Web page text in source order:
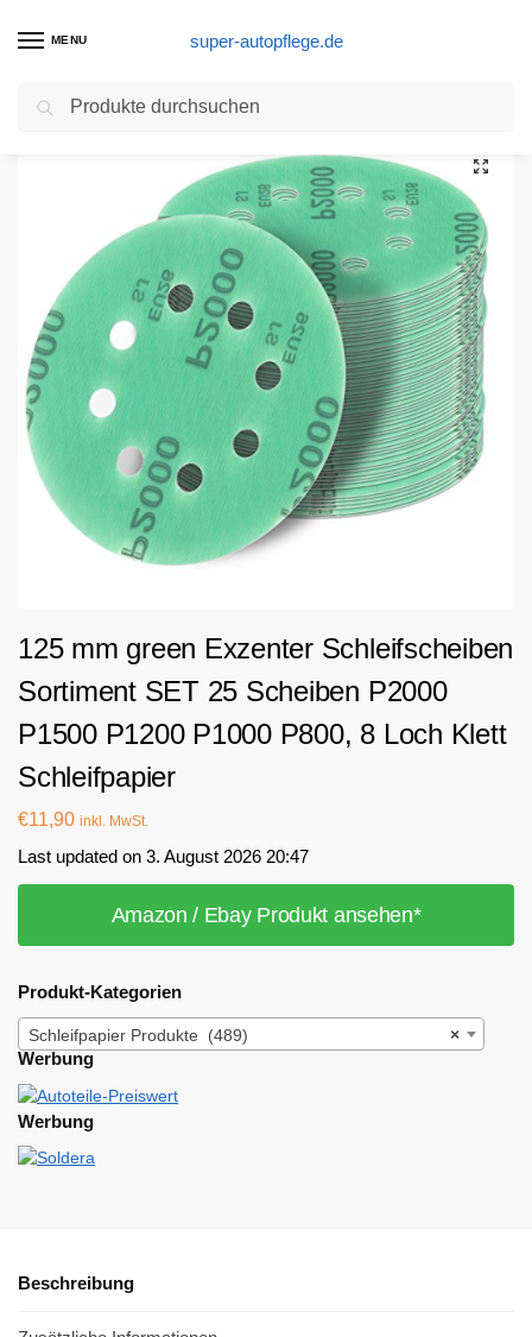
MENU super-autopflege.de
Start Schleifpapier Produkte / 125 mm green Exzenter Schleifscheiben Sortiment SET 25 Scheiben P2000 P1500 P1200 P1000 P800, 8 Loch Klett Schleifpapier
125 mm green Exzenter Schleifscheiben
Sortiment SET 25 Scheiben P2000
P1500 P1200 P1000 P800, 8 Loch Klett
Schleifpapier
€11,90 inkl. MwSt.
Last updated on 3. August 2026 20:47
Amazon / Ebay Produkt ansehen*
Produkt-Kategorien
×
Schleifpapier Produkte (489)
Werbung
Werbung
Beschreibung